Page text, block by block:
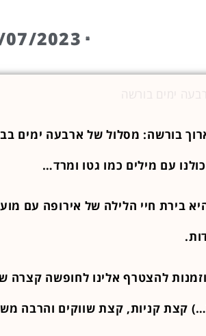
2023
בורשה: מסלול של ארבעה ימים
עם מילים כמו גטו ומרד…
בירת חיי הלילה של אירופה עם
להצטרף אלינו לחופשה קצרה
קצת קניות, קצת שווקים והרבה